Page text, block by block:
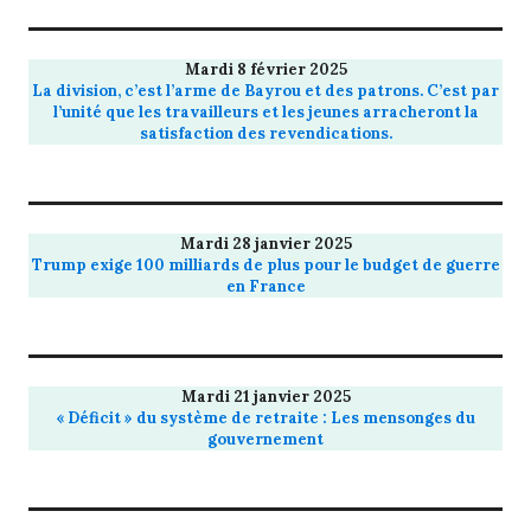
Mardi 8 février 2025
La division, c’est l’arme de Bayrou et des patrons. C’est par
l’unité que les travailleurs et les jeunes arracheront la
satisfaction des revendications.
Mardi 28 janvier 2025
Trump exige 100 milliards de plus pour le budget de guerre
en France
Mardi 21 janvier 2025
« Déficit » du système de retraite : Les mensonges du
gouvernement